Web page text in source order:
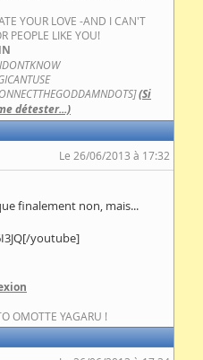
YOUR LOVE -AND I CAN'T
PEOPLE LIKE YOU!
(Si
détester...)
Le 26/06/2013 à 17:32
finalement non, mais...
youtube]
OMOTTE YAGARU !